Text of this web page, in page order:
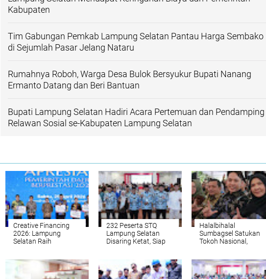
Kabupaten
Tim Gabungan Pemkab Lampung Selatan Pantau Harga Sembako
di Sejumlah Pasar Jelang Nataru
Rumahnya Roboh, Warga Desa Bulok Bersyukur Bupati Nanang
Ermanto Datang dan Beri Bantuan
Bupati Lampung Selatan Hadiri Acara Pertemuan dan Pendamping
Relawan Sosial se-Kabupaten Lampung Selatan
Creative Financing
2026: Lampung
Selatan Raih
Insentif Rp2 Miliar
dari Inovasi
232 Peserta STQ
Lampung Selatan
Disaring Ketat, Siap
Halalbihalal
Sumbagsel Satukan
Tokoh Nasional,
Kolaborasi Daerah